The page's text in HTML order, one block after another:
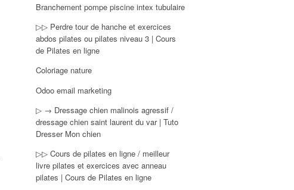
Branchement pompe piscine intex tubulaire
▷▷ Perdre tour de hanche et exercices
abdos pilates ou pilates niveau 3 | Cours
de Pilates en ligne
Coloriage nature
Odoo email marketing
▷ → Dressage chien malinois agressif /
dressage chien saint laurent du var | Tuto
Dresser Mon chien
▷▷ Cours de pilates en ligne / meilleur
livre pilates et exercices avec anneau
pilates | Cours de Pilates en ligne